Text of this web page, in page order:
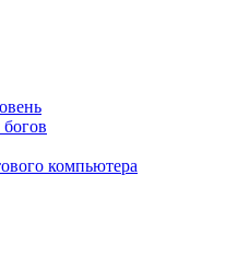
компьютера